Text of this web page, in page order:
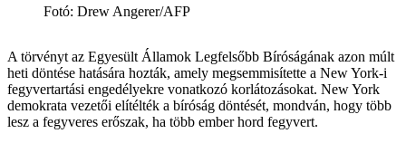
Fotó: Drew Angerer/AFP
A törvényt az Egyesült Államok Legfelsőbb Bíróságának azon múlt
heti döntése hatására hozták, amely megsemmisítette a New York-i
fegyvertartási engedélyekre vonatkozó korlátozásokat. New York
demokrata vezetői elítélték a bíróság döntését, mondván, hogy több
lesz a fegyveres erőszak, ha több ember hord fegyvert.